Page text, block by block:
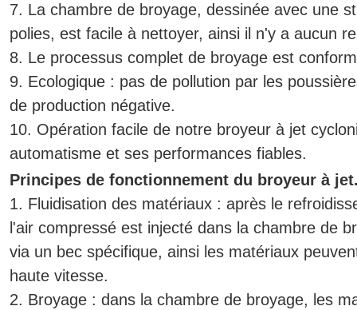
7. La chambre de broyage, dessinée avec une
polies, est facile à nettoyer, ainsi il n'y a aucun
8. Le processus complet de broyage est
9. Ecologique : pas de pollution par les
de production négative.
10. Opération facile de notre broyeur à jet
automatisme et ses performances fiables.
Principes de fonctionnement du broyeur à
1. Fluidisation des matériaux : après le
l'air compressé est injecté dans la chambre de
via un bec spécifique, ainsi les matériaux
haute vitesse.
2. Broyage : dans la chambre de broyage, les